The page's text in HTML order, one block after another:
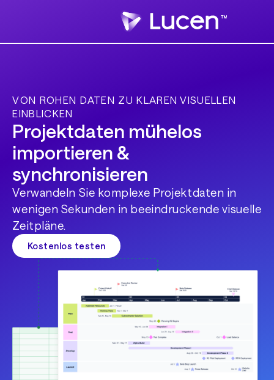
VON ROHEN DATEN ZU KLAREN VISUELLEN
EINBLICKEN
Projektdaten mühelos
importieren &
synchronisieren
Verwandeln Sie komplexe Projektdaten in
wenigen Sekunden in beeindruckende visuelle
Zeitpläne.
Kostenlos testen